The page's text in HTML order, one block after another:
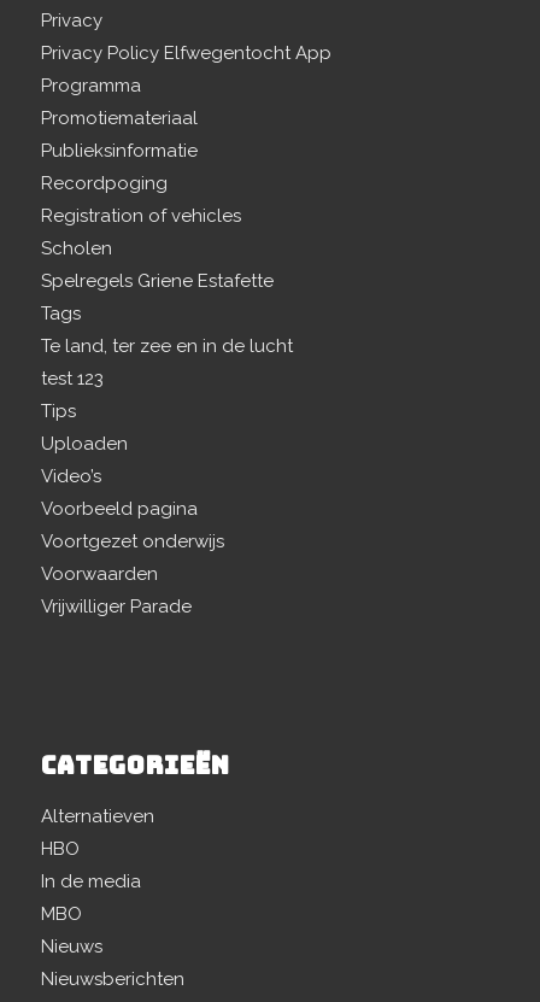
Privacy
Privacy Policy Elfwegentocht App
Programma
Promotiemateriaal
Publieksinformatie
Recordpoging
Registration of vehicles
Scholen
Spelregels Griene Estafette
Tags
Te land, ter zee en in de lucht
test 123
Tips
Uploaden
Video’s
Voorbeeld pagina
Voortgezet onderwijs
Voorwaarden
Vrijwilliger Parade
CATEGORIEËN
Alternatieven
HBO
In de media
MBO
Nieuws
Nieuwsberichten